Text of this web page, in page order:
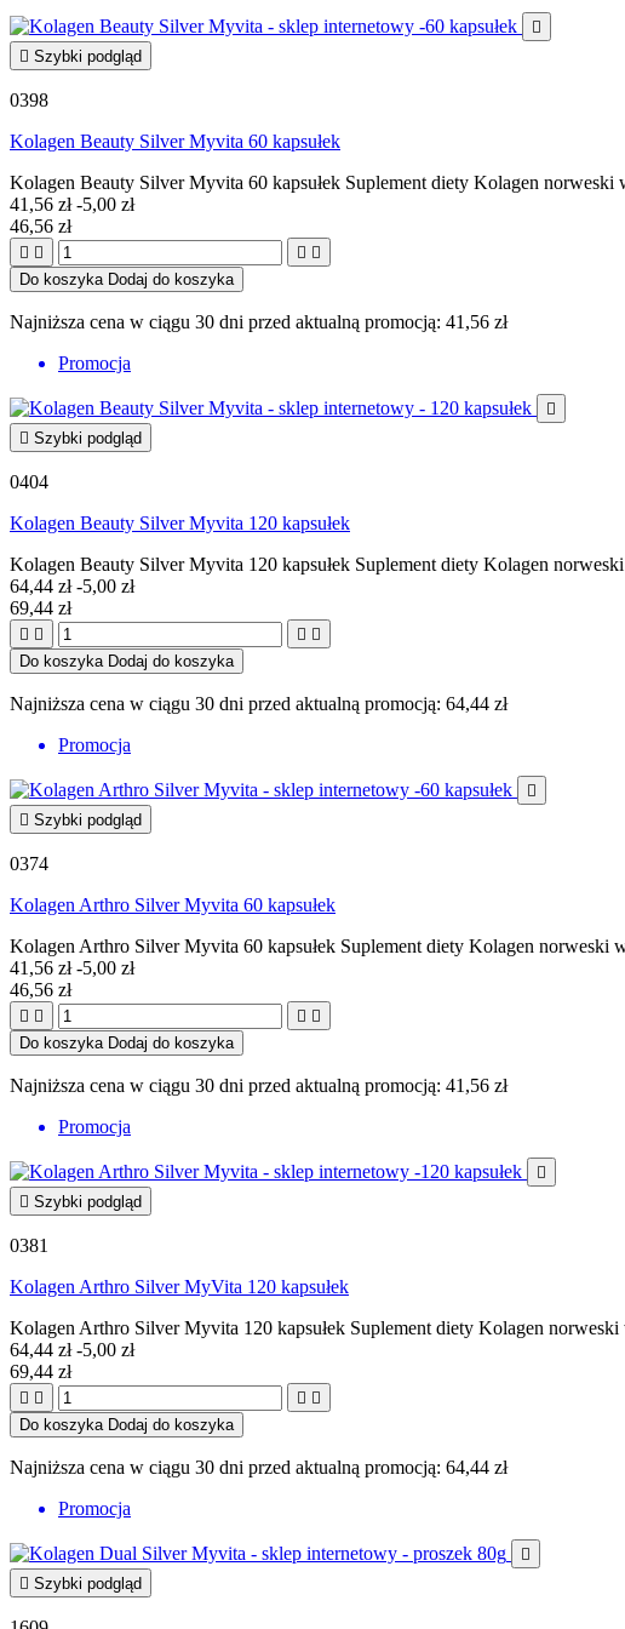

 Szybki podgląd
0398
Kolagen Beauty Silver Myvita 60 kapsułek
Kolagen Beauty Silver Myvita 60 kapsułek Suplement diety Kolagen
41,56 zł-5,00 zł
46,56 zł
   
Do koszyka Dodaj do koszyka
Najniższa cena w ciągu 30 dni przed aktualną promocją: 41,56 zł
Promocja

 Szybki podgląd
0404
Kolagen Beauty Silver Myvita 120 kapsułek
Kolagen Beauty Silver Myvita 120 kapsułek Suplement diety Kolagen
64,44 zł-5,00 zł
69,44 zł
   
Do koszyka Dodaj do koszyka
Najniższa cena w ciągu 30 dni przed aktualną promocją: 64,44 zł
Promocja

 Szybki podgląd
0374
Kolagen Arthro Silver Myvita 60 kapsułek
Kolagen Arthro Silver Myvita 60 kapsułek Suplement diety Kolagen
41,56 zł-5,00 zł
46,56 zł
   
Do koszyka Dodaj do koszyka
Najniższa cena w ciągu 30 dni przed aktualną promocją: 41,56 zł
Promocja

 Szybki podgląd
0381
Kolagen Arthro Silver MyVita 120 kapsułek
Kolagen Arthro Silver Myvita 120 kapsułek Suplement diety Kolagen
64,44 zł-5,00 zł
69,44 zł
   
Do koszyka Dodaj do koszyka
Najniższa cena w ciągu 30 dni przed aktualną promocją: 64,44 zł
Promocja

 Szybki podgląd